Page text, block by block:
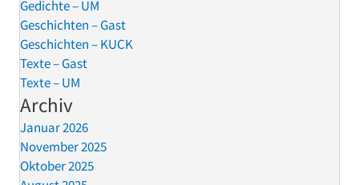
Gedichte – UM
Geschichten – Gast
Geschichten – KUCK
Texte – Gast
Texte – UM
Archiv
Januar 2026
November 2025
Oktober 2025